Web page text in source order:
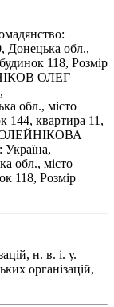
Донецька обл.,
118, Розмір
ОЛЕГ
обл., місто
квартира 11,
ОЛЕЙНІКОВА
обл., місто
Розмір
н. в. і. у.
організацій,